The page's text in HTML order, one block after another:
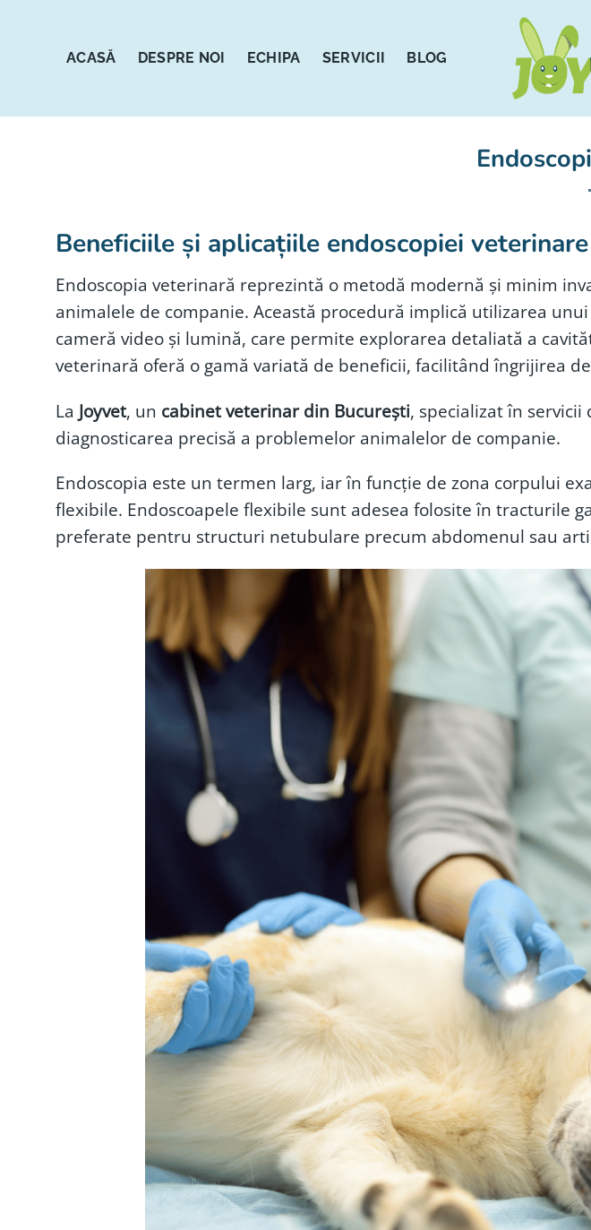
ACASĂ DESPRE NOI ECHIPA SERVICII BLOG
Beneficiile și aplicațiile endoscopiei veterinare
Endoscopia veterinară reprezintă o metodă modernă și minim
animalele de companie. Această procedură implică utilizarea
cameră video și lumină, care permite explorarea detaliată a
veterinară oferă o gamă variată de beneficii, facilitând îngrijirea
La Joyvet, un cabinet veterinar din București, specializat în servicii
diagnosticarea precisă a problemelor animalelor de companie.
Endoscopia este un termen larg, iar în funcție de zona corpului
flexibile. Endoscoapele flexibile sunt adesea folosite în tracturile
preferate pentru structuri netubulare precum abdomenul sau